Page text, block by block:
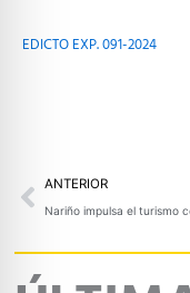
EDICTO EXP. 091-2024
Prev
ANTERIOR